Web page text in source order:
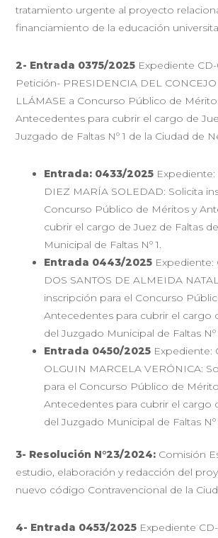
tratamiento urgente al proyecto
financiamiento de la educación
2- Entrada 0375/2025 Expediente
Petición- PRESIDENCIA DEL
LLÁMASE a Concurso Público de
Antecedentes para cubrir el cargo de
Juzgado de Faltas Nº 1 de la Ciudad de
Entrada: 0433/2025 Expediente:
DIEZ MARÍA SOLEDAD: Solicita
Concurso Público de Méritos y
cubrir el cargo de Juez de Faltas
Municipal de Faltas Nº 1.
Entrada 0443/2025 Expediente:
DOS SANTOS DE ALMEIDA
inscripción para el Concurso
Antecedentes para cubrir el cargo
del Juzgado Municipal de Faltas Nº
Entrada 0450/2025 Expediente:
OLGUIN MARCELA VERÓNICA:
para el Concurso Público de
Antecedentes para cubrir el cargo
del Juzgado Municipal de Faltas Nº
3- Resolución N°23/2024: Comisión
estudio, elaboración y redacción del
nuevo código Contravencional de la
4- Entrada 0453/2025 Expediente